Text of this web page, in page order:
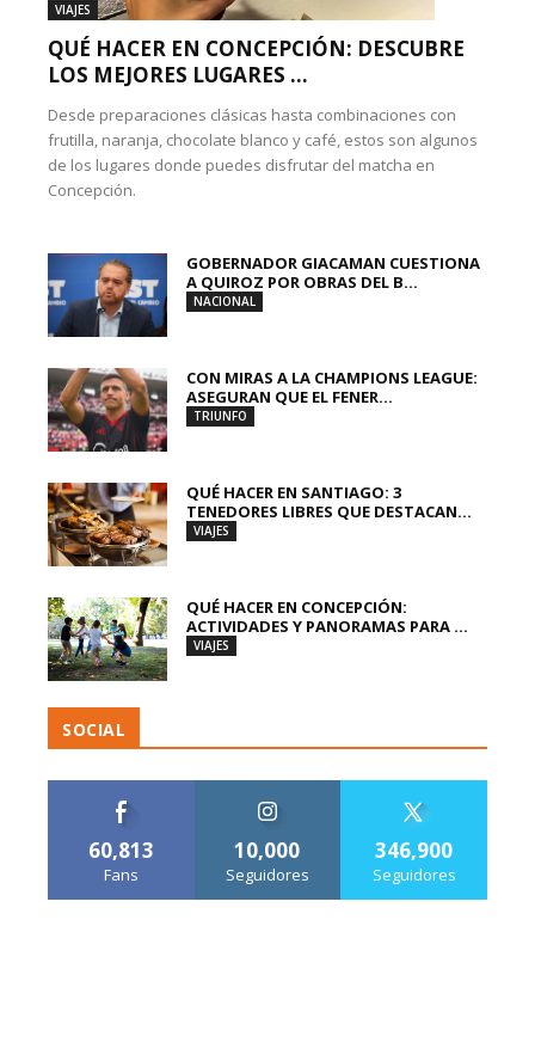
VIAJES
QUÉ HACER EN CONCEPCIÓN: DESCUBRE
LOS MEJORES LUGARES ...
Desde preparaciones clásicas hasta combinaciones con
frutilla, naranja, chocolate blanco y café, estos son algunos
de los lugares donde puedes disfrutar del matcha en
Concepción.
GOBERNADOR GIACAMAN CUESTIONA
A QUIROZ POR OBRAS DEL B...
NACIONAL
CON MIRAS A LA CHAMPIONS LEAGUE:
ASEGURAN QUE EL FENER...
TRIUNFO
QUÉ HACER EN SANTIAGO: 3
TENEDORES LIBRES QUE DESTACAN...
VIAJES
QUÉ HACER EN CONCEPCIÓN:
ACTIVIDADES Y PANORAMAS PARA ...
VIAJES
SOCIAL
60,813
Fans
10,000
Seguidores
346,900
Seguidores